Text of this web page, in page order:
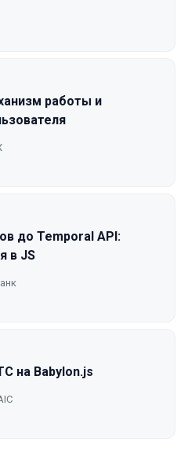
работы и
до Temporal API:
в JS
на Babylon.js